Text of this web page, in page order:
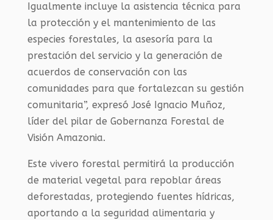
Igualmente incluye la asistencia técnica para
la protección y el mantenimiento de las
especies forestales, la asesoría para la
prestación del servicio y la generación de
acuerdos de conservación con las
comunidades para que fortalezcan su gestión
comunitaria”, expresó José Ignacio Muñoz,
líder del pilar de Gobernanza Forestal de
Visión Amazonia.
Este vivero forestal permitirá la producción
de material vegetal para repoblar áreas
deforestadas, protegiendo fuentes hídricas,
aportando a la seguridad alimentaria y